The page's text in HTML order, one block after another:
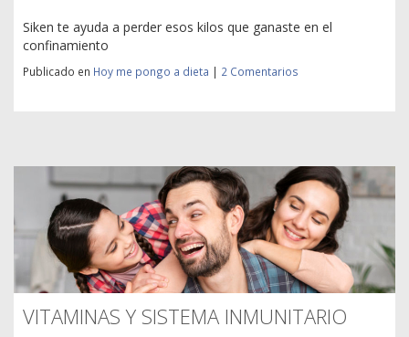
Siken te ayuda a perder esos kilos que ganaste en el
confinamiento
Publicado en Hoy me pongo a dieta | 2 Comentarios
VITAMINAS Y SISTEMA INMUNITARIO